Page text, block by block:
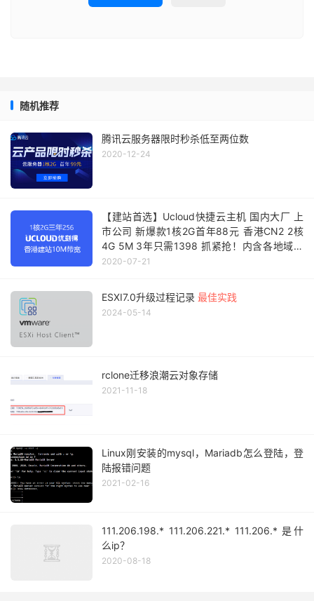
随机推荐
腾讯云服务器限时秒杀低至两位数
2020-12-24
【建站首选】Ucloud快捷云主机 国内大厂 上
市公司 新爆款1核2G首年88元 香港CN2 2核
4G 5M 3年只需1398 抓紧抢！内含各地域测
试ip
2020-07-21
ESXI7.0升级过程记录 最佳实践
2024-05-14
rclone迁移浪潮云对象存储
2021-11-18
Linux刚安装的mysql，Mariadb怎么登陆，登
陆报错问题
2021-02-16
111.206.198.* 111.206.221.* 111.206.* 是什
么ip？
2020-08-18